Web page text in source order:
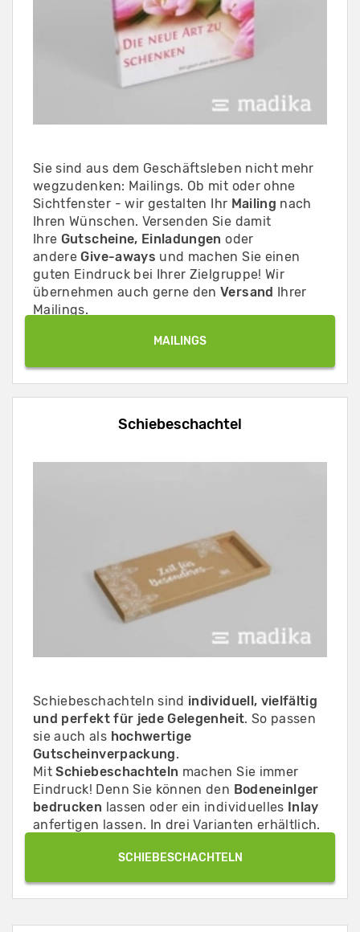
Sie sind aus dem Geschäftsleben nicht mehr
wegzudenken: Mailings. Ob mit oder ohne
Sichtfenster - wir gestalten Ihr Mailing nach
Ihren Wünschen. Versenden Sie damit
Ihre Gutscheine, Einladungen oder
andereGive-aways und machen Sie einen
guten Eindruck bei Ihrer Zielgruppe! Wir
übernehmen auch gerne denVersand Ihrer
Mailings.
MAILINGS
Schiebeschachtel
Schiebeschachteln sind individuell, vielfältig
und perfekt für jede Gelegenheit. So passen
sie auch als hochwertige
Gutscheinverpackung.
MitSchiebeschachteln machen Sie immer
Eindruck! Denn Sie können den Bodeneinlger
bedrucken lassen oder ein individuelles Inlay
anfertigen lassen. In drei Varianten erhältlich.
SCHIEBESCHACHTELN